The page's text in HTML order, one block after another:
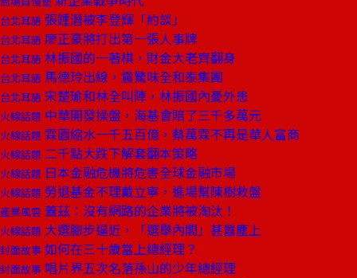
台北耳語 張鍾潛被李登輝「約談」
台北耳語 廖正豪將打出第一張人事牌
台北耳語 林振國的一著棋，財金大老齊翻身
台北耳語 馬德玲出線，震驚味全和泰集團
台北耳語 宋楚瑜和林全叫陣，林振國內憂外患
火線話題 中華開發操盤，海基會賠了三千多萬元
火線話題 霖園縮水一千五百億，蔡萬霖不再是華人富商
火線話題 二千點大跌下解套翻本策略
火線話題 日本金融危機將危害全球金融市場
火線話題 勞退基金不理戴立寧，進場幫陳樹救盤
產業風雲 蓋茲：沒有網路的企業將被淘汰！
火線話題 大選腳步逼近，「選舉內閣」甚囂塵上
封面故事 如何在三十歲當上總經理？
封面故事 唱片界五次名落孫山的少年總經理